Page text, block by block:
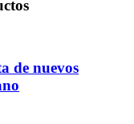
de nuevos